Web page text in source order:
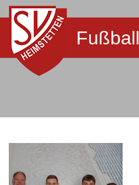
Fußball